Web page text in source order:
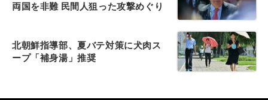
両国を非難 民間人狙った攻撃めぐり
北朝鮮指導部、夏バテ対策に犬肉ス
ープ「補身湯」推奨